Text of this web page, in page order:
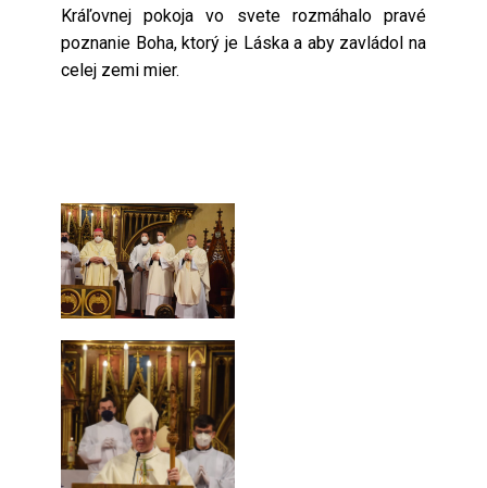
Kráľovnej pokoja vo svete rozmáhalo pravé
poznanie Boha, ktorý je Láska a aby zavládol na
celej zemi mier.